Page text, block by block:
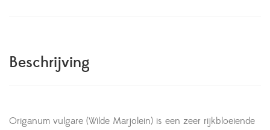
Beschrijving
Origanum vulgare (Wilde Marjolein) is een zeer rijkbloeiende